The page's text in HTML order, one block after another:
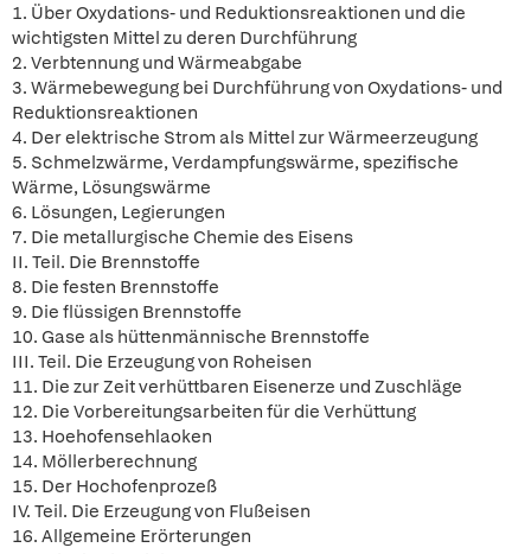
1. Über Oxydations- und Reduktionsreaktionen und die
wichtigsten Mittel zu deren Durchführung
2. Verbtennung und Wärmeabgabe
3. Wärmebewegung bei Durchführung von Oxydations- und
Reduktionsreaktionen
4. Der elektrische Strom als Mittel zur Wärmeerzeugung
5. Schmelzwärme, Verdampfungswärme, spezifische
Wärme, Lösungswärme
6. Lösungen, Legierungen
7. Die metallurgische Chemie des Eisens
II. Teil. Die Brennstoffe
8. Die festen Brennstoffe
9. Die flüssigen Brennstoffe
10. Gase als hüttenmännische Brennstoffe
III. Teil. Die Erzeugung von Roheisen
11. Die zur Zeit verhüttbaren Eisenerze und Zuschläge
12. Die Vorbereitungsarbeiten für die Verhüttung
13. Hoehofensehlaoken
14. Möllerberechnung
15. Der Hochofenprozeß
IV. Teil. Die Erzeugung von Flußeisen
16. Allgemeine Erörterungen